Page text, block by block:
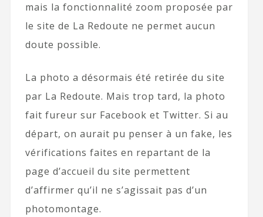
mais la fonctionnalité zoom proposée par
le site de La Redoute ne permet aucun
doute possible.
La photo a désormais été retirée du site
par La Redoute. Mais trop tard, la photo
fait fureur sur Facebook et Twitter. Si au
départ, on aurait pu penser à un fake, les
vérifications faites en repartant de la
page d’accueil du site permettent
d’affirmer qu’il ne s’agissait pas d’un
photomontage.